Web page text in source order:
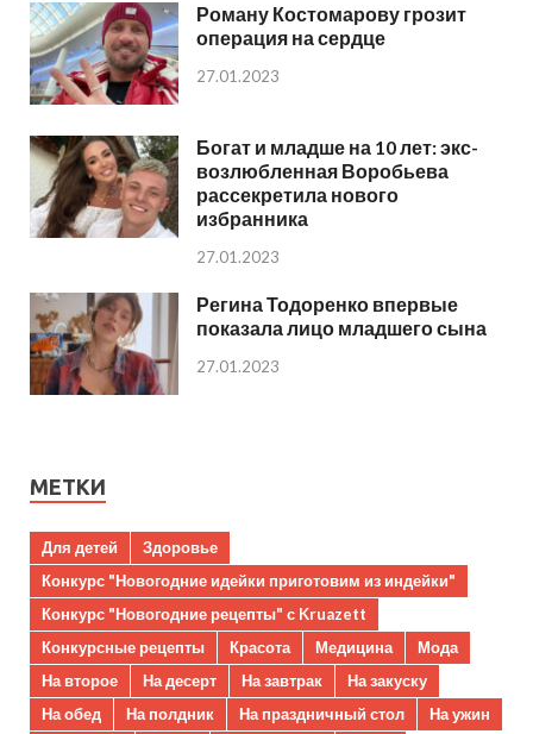
Роману Костомарову грозит
операция на сердце
27.01.2023
Богат и младше на 10 лет: экс-
возлюбленная Воробьева
рассекретила нового
избранника
27.01.2023
Регина Тодоренко впервые
показала лицо младшего сына
27.01.2023
МЕТКИ
Для детей
Здоровье
Конкурс "Новогодние идейки приготовим из индейки"
Конкурс "Новогодние рецепты" с Kruazett
Конкурсные рецепты
Красота Медицина
Мода
На второе
На десерт На завтрак
На закуску
На обед
На полдник На праздничный стол
На ужин